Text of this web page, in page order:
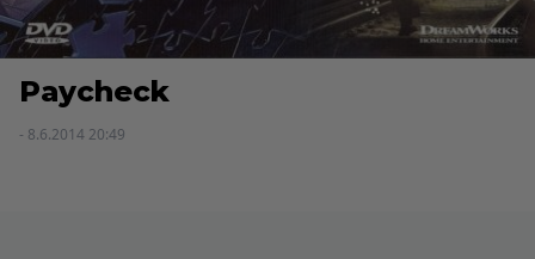
Paycheck
- 8.6.2014 20:49